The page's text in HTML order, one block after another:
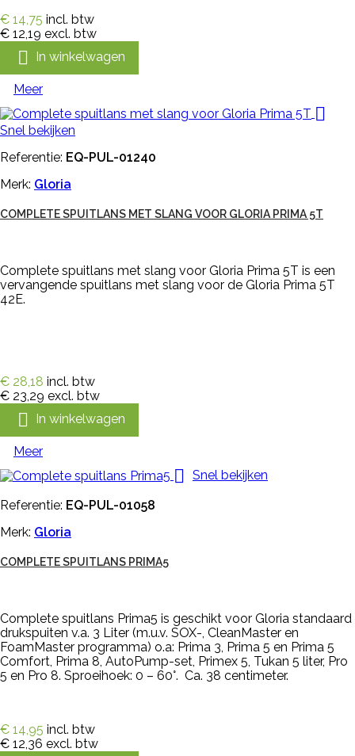
€ 14,75 incl. btw
€ 12,19 excl. btw
 In winkelwagen
Meer

Snel bekijken
Referentie: EQ-PUL-01240
Merk: Gloria
COMPLETE SPUITLANS MET SLANG VOOR GLORIA PRIMA 5T
Complete spuitlans met slang voor Gloria Prima 5T is een
vervangende spuitlans met slang voor de Gloria Prima 5T
42E.
€ 28,18 incl. btw
€ 23,29 excl. btw
 In winkelwagen
Meer
 Snel bekijken
Referentie: EQ-PUL-01058
Merk: Gloria
COMPLETE SPUITLANS PRIMA5
Complete spuitlans Prima5 is geschikt voor Gloria standaard
drukspuiten v.a. 3 Liter (m.u.v. SOX-, CleanMaster en
FoamMaster programma) o.a: Prima 3, Prima 5 en Prima 5
Comfort, Prima 8, AutoPump-set, Primex 5, Tukan 5 liter, Pro
5 en Pro 8. Sproeihoek: 0 – 60°. Ca. 38 centimeter.
€ 14,95 incl. btw
€ 12,36 excl. btw